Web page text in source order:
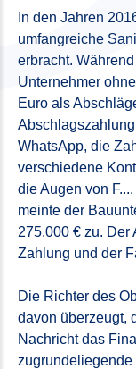
In den Jahren
umfangreiche
erbracht.
Unternehmer
Euro als
WhatsApp, die
verschiedene
die Augen von
meinte der
275.000 € zu. Der
Zahlung und der
Die Richter des
davon überzeugt,
Nachricht das
zugrundeliegende